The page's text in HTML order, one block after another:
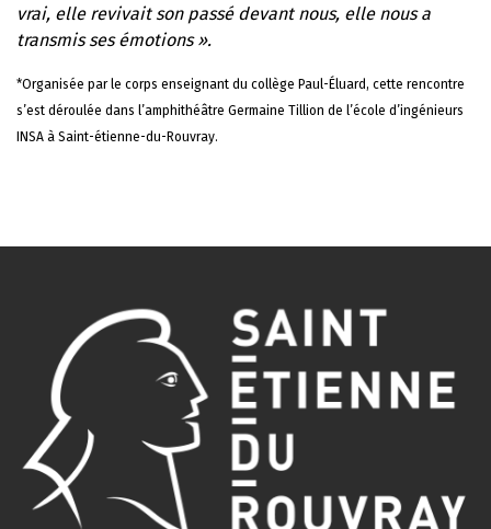
vrai, elle revivait son passé devant nous, elle nous a
transmis ses émotions ».
*Organisée par le corps enseignant du collège Paul-Éluard, cette rencontre
s’est déroulée dans l’amphithéâtre Germaine Tillion de l’école d’ingénieurs
INSA à Saint-étienne-du-Rouvray.